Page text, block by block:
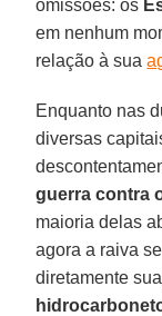
omissões: os
em nenhum
relação à sua
Enquanto nas
diversas
guerra contra
maioria delas
agora a raiva
diretamente